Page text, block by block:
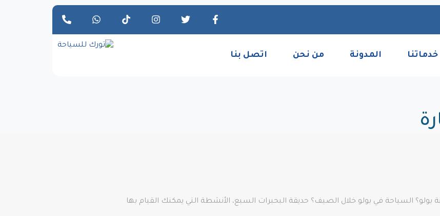
خدماتنا المدونة من نحن اتصل بنا
بولو؟ السياحة في بولو خلال الصيف؟ حديقة البحبرات السبع، الأنشطة التي يمكنك القيام بها